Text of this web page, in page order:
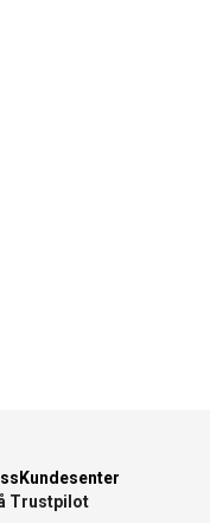
Kundesenter
Trustpilot